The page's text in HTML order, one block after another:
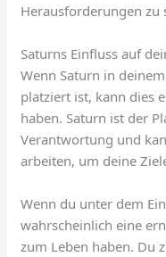
Herausforderungen zu
Saturns Einfluss auf
Wenn Saturn in
platziert ist, kann dies
haben. Saturn ist der
Verantwortung und
arbeiten, um deine
Wenn du unter dem
wahrscheinlich eine
zum Leben haben. Du